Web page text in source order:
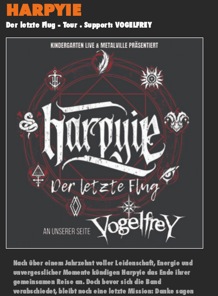
HARPYIE
Der letzte Flug - Tour . Support: VOGELFREY
Nach über einem Jahrzehnt voller Leidenschaft, Energie und
unvergesslicher Momente kündigen Harpyie das Ende ihrer
gemeinsamen Reise an. Doch bevor sich die Band
verabschiedet, bleibt noch eine letzte Mission: Danke sagen